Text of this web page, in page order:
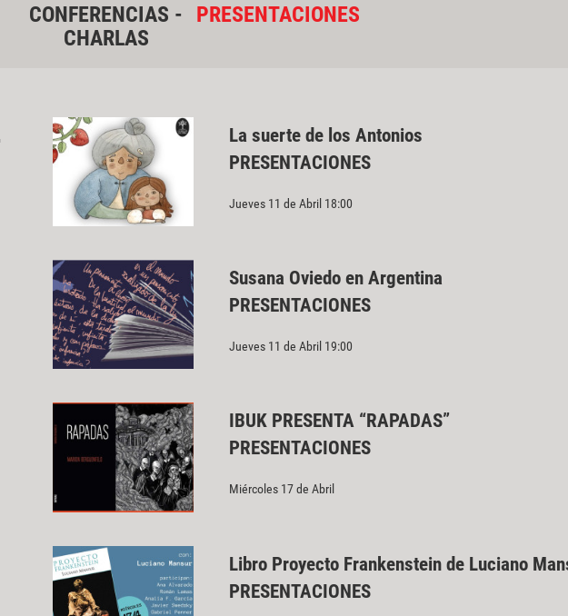
CONFERENCIAS -
CHARLAS
PRESENTACIONES
La suerte de los Antonios
PRESENTACIONES
Jueves 11 de Abril 18:00
Susana Oviedo en Argentina
PRESENTACIONES
Jueves 11 de Abril 19:00
IBUK PRESENTA “RAPADAS”
PRESENTACIONES
Miércoles 17 de Abril
Libro Proyecto Frankenstein de Luciano
PRESENTACIONES